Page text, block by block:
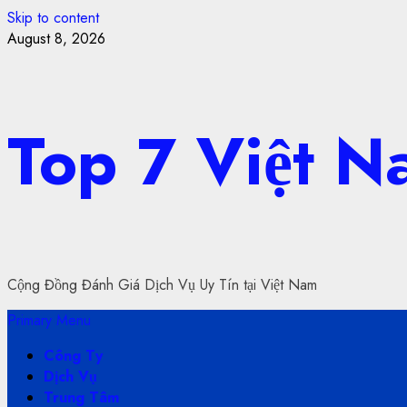
Skip to content
August 8, 2026
Top 7 Việt
Cộng Đồng Đánh Giá Dịch Vụ Uy Tín tại Việt Nam
Primary Menu
Công Ty
Dịch Vụ
Trung Tâm